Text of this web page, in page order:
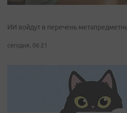
ИИ войдут в перечень
сегодня, 06:21